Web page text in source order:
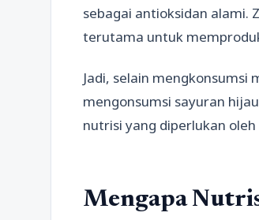
sebagai antioksidan alami.
terutama untuk
Jadi, selain mengkonsumsi
mengonsumsi sayuran
nutrisi yang diperlukan
Mengapa